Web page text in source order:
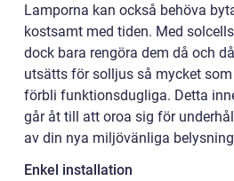
Lamporna kan också behöva
kostsamt med tiden. Med
dock bara rengöra dem då och
utsätts för solljus så mycket
förbli funktionsdugliga. Detta
går åt till att oroa sig för
av din nya miljövänliga
Enkel installation